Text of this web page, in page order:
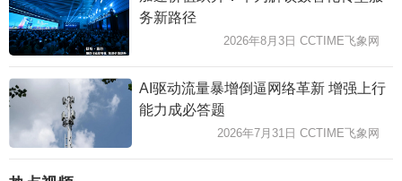
务新路径
2026年8月3日 CCTIME飞象网
AI驱动流量暴增倒逼网络革新 增强上行
能力成必答题
2026年7月31日 CCTIME飞象网